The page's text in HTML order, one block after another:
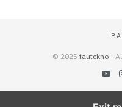
© 2025 tautekno -